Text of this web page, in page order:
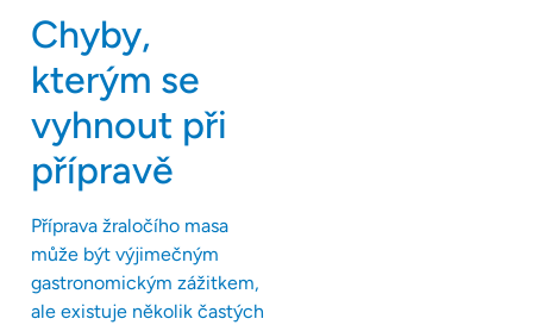
Chyby,
kterým se
vyhnout při
přípravě
Příprava žraločího masa
může být výjimečným
gastronomickým zážitkem,
ale existuje několik častých